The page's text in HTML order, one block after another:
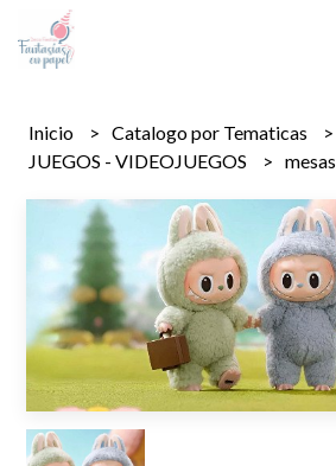
Inicio
Catalogo por Tematicas
JUEGOS - VIDEOJUEGOS
mesas